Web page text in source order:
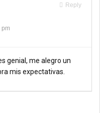
Reply
pm
genial, me alegro un
mis expectativas.